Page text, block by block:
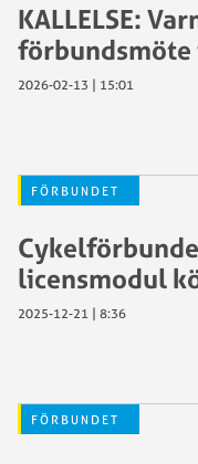
KALLELSE:
förbundsmöte
2026-02-13 | 15:01
FÖRBUNDET
licensmodul
2025-12-21 | 8:36
FÖRBUNDET